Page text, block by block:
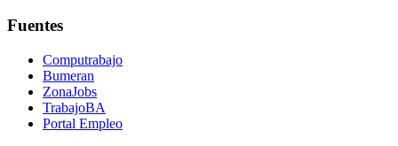
Fuentes
Computrabajo
Bumeran
ZonaJobs
TrabajoBA
Portal Empleo